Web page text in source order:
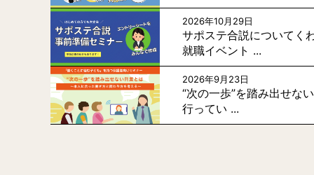
2026年10月29日
サポステ合説についてく
就職イベント ...
2026年9月23日
“次の一歩”を踏み出せな
行ってい ...